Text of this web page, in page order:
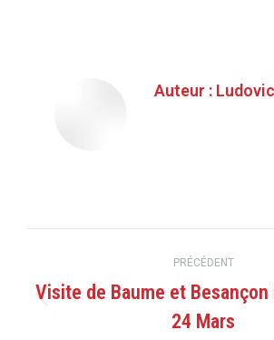
Auteur : Ludovic
article
PRÉCÉDENT
Article
précédent
Visite de Baume et Besançon
24 Mars